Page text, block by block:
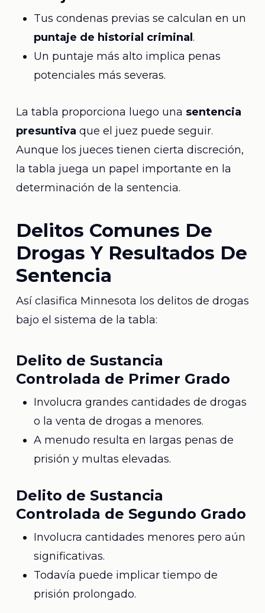
Tus condenas previas se calculan en un
puntaje de historial criminal .
Un puntaje más alto implica penas
potenciales más severas.
La tabla proporciona luego una sentencia
presuntiva que el juez puede seguir.
Aunque los jueces tienen cierta discreción,
la tabla juega un papel importante en la
determinación de la sentencia.
Delitos Comunes De
Drogas Y Resultados De
Sentencia
Así clasifica Minnesota los delitos de drogas
bajo el sistema de la tabla:
Delito de Sustancia
Controlada de Primer Grado
Involucra grandes cantidades de drogas
o la venta de drogas a menores.
A menudo resulta en largas penas de
prisión y multas elevadas.
Delito de Sustancia
Controlada de Segundo Grado
Involucra cantidades menores pero aún
significativas.
Todavía puede implicar tiempo de
prisión prolongado.